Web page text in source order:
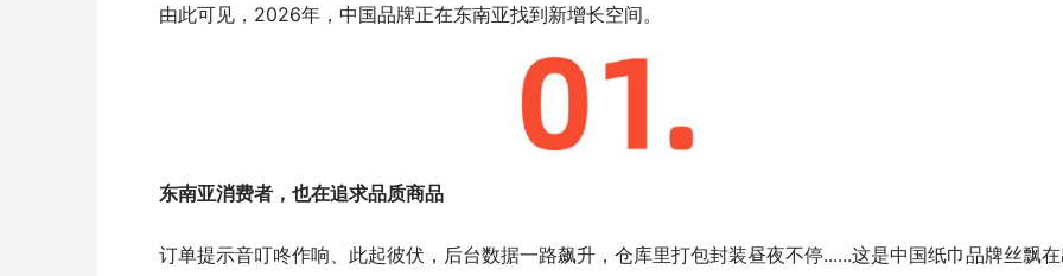
由此可见，2026年，中国品牌正在东南亚找到新增长空间。
东南亚消费者，也在追求品质商品
订单提示音叮咚作响、此起彼伏，后台数据一路飙升，仓库里打包封装昼夜不停......这是中国纸巾品牌丝飘在